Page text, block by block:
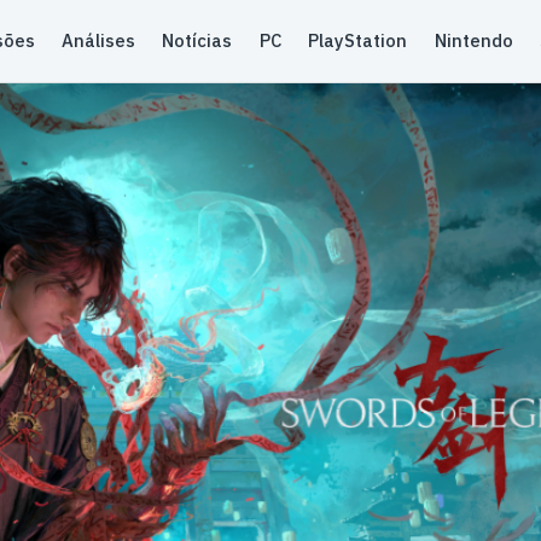
Análises Notícias PC PlayStation Nintendo